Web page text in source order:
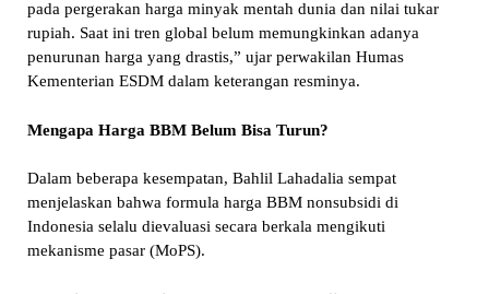
pada pergerakan harga minyak mentah dunia dan nilai tukar
rupiah. Saat ini tren global belum memungkinkan adanya
penurunan harga yang drastis,” ujar perwakilan Humas
Kementerian ESDM dalam keterangan resminya.
Mengapa Harga BBM Belum Bisa Turun?
Dalam beberapa kesempatan, Bahlil Lahadalia sempat
menjelaskan bahwa formula harga BBM nonsubsidi di
Indonesia selalu dievaluasi secara berkala mengikuti
mekanisme pasar (MoPS).